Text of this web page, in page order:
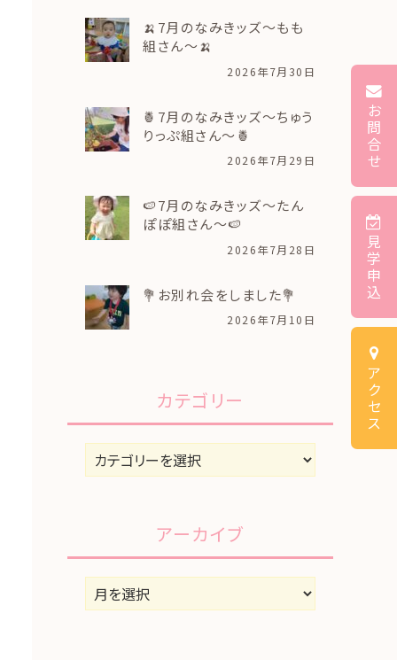
お
問
合
せ
見
学
申
込
ア
ク
セ
ス
🍌7月のなみきッズ～もも
組さん～🍌
2026年7月30日
🍍7月のなみきッズ～ちゅう
りっぷ組さん～🍍
2026年7月29日
🍉7月のなみきッズ～たん
ぽぽ組さん～🍉
2026年7月28日
💐お別れ会をしました💐
2026年7月10日
カテゴリー
カ
テ
アーカイブ
ア
ー